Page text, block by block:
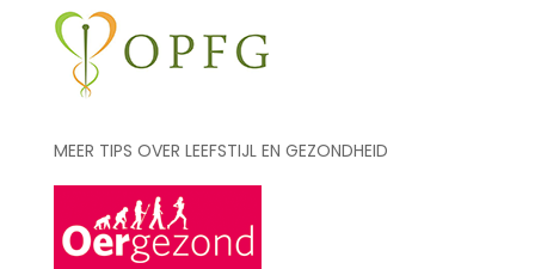
MEER TIPS OVER LEEFSTIJL EN GEZONDHEID